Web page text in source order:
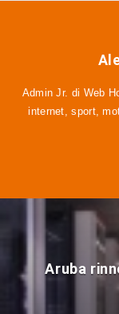
Admin Jr. di Web
internet, sport,
Aruba